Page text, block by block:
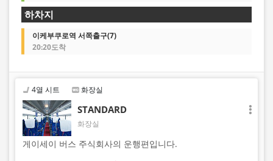
하차지
이케부쿠로역 서쪽출구(7)
20:20도착
4열 시트 화장실
STANDARD
화장실
게이세이 버스 주식회사의 운행편입니다.